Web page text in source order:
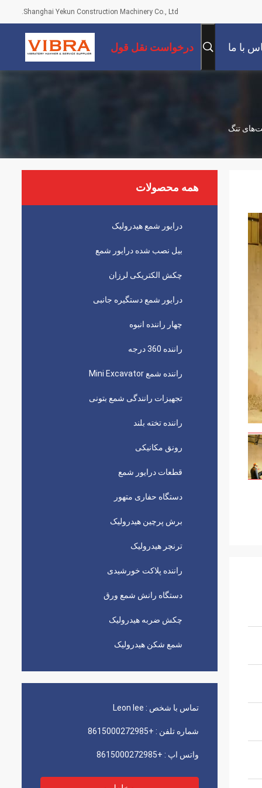
Shanghai Yekun Construction Machinery Co., Ltd.
با ما درخواست نقل قول
تنگ
همه محصولات
درایور شمع هیدرولیک
بیل نصب شده درایور شمع
چکش الکتریکی لرزان
درایور شمع دستگیره جانبی
چهار راننده انبوه
راننده 360 درجه
راننده شمع Mini Excavator
تجهیزات رانندگی شمع بتونی
راننده تخته بلند
رونق مکانیکی
قطعات درایور شمع
دستگاه حفاری متهور
برش پرچین هیدرولیک
ترنچر هیدرولیک
راننده پلاکت خورشیدی
دستگاه رانش شمع ورق
چکش ضربه هیدرولیک
شمع شکن هیدرولیک
تماس با شخص : Leon lee
شماره تلفن : +8615000272985
واتس اپ : +8615000272985